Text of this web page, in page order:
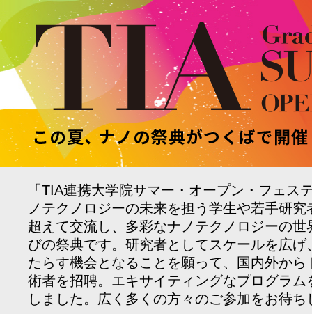
「TIA連携大学院サマー・オープン・フェス
ノテクノロジーの未来を担う学生や若手研
超えて交流し、多彩なナノテクノロジーの世
びの祭典です。研究者としてスケールを広げ
たらす機会となることを願って、国内外から
術者を招聘。エキサイティングなプログラム
しました。広く多くの方々のご参加をお待ち